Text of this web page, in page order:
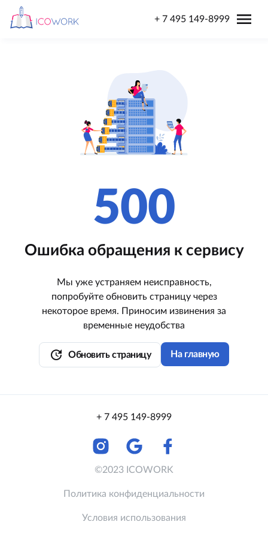
+ 7 495 149-8999 menu
500
Ошибка обращения к сервису
Мы уже устраняем неисправность,
попробуйте обновить страницу через
некоторое время. Приносим извинения за
временные неудобства
update Обновить страницу На главную
+ 7 495 149-8999
©2023 ICOWORK
Политика конфиденциальности
Условия использования